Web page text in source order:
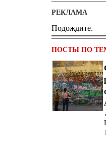
РЕКЛАМА
Подождите.
ПОСТЫ ПО